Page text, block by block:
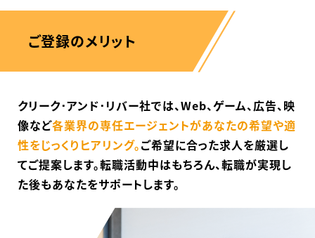
ご登録のメリット
クリーク･アンド･リバー社では、Web、ゲーム、広告、映
像など各業界の専任エージェントがあなたの希望や適
性をじっくりヒアリング。ご希望に合った求人を厳選し
てご提案します。転職活動中はもちろん、転職が実現し
た後もあなたをサポートします。